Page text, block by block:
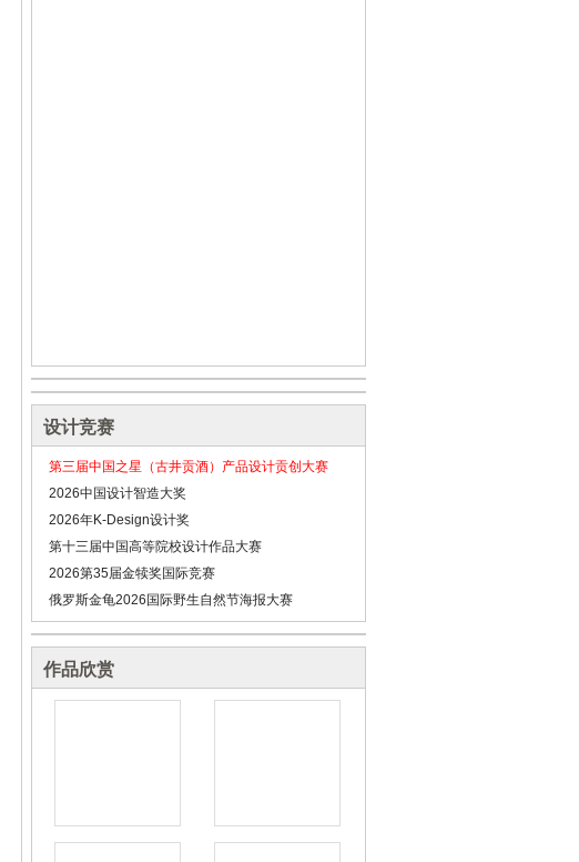
设计竞赛
第三届中国之星（古井贡酒）产品设计贡创大赛
2026中国设计智造大奖
2026年K-Design设计奖
第十三届中国高等院校设计作品大赛
2026第35届金犊奖国际竞赛
俄罗斯金龟2026国际野生自然节海报大赛
作品欣赏